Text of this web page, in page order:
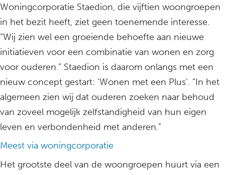
Woningcorporatie Staedion, die vijftien woongroepen
in het bezit heeft, ziet geen toenemende interesse.
“Wij zien wel een groeiende behoefte aan nieuwe
initiatieven voor een combinatie van wonen en zorg
voor ouderen.” Staedion is daarom onlangs met een
nieuw concept gestart: ‘Wonen met een Plus’. “In het
algemeen zien wij dat ouderen zoeken naar behoud
van zoveel mogelijk zelfstandigheid van hun eigen
leven en verbondenheid met anderen.”
Meest via woningcorporatie
Het grootste deel van de woongroepen huurt via een